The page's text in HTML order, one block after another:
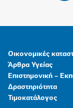
Οικονομικές
Άρθρα Υγείας
Επιστημονική –
Δραστηριότητα
Τιμοκατάλογος